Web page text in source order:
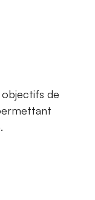
objectifs de
.